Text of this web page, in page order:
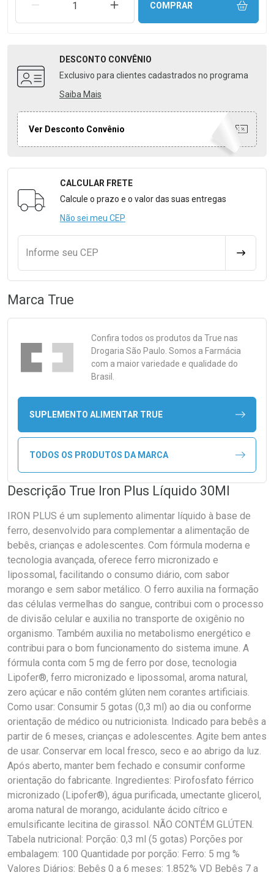
REMOVER UMA UNIDADEAUMENTAR UMA UNIDADE
COMPRAR
DESCONTO CONVÊNIO
Exclusivo para clientes cadastrados no programa
Saiba Mais
Ver Desconto Convênio
Formulário para Calcular o Frete
CALCULAR FRETE
Calcule o prazo e o valor das suas entregas
Não sei meu CEP
Informe seu CEP
Marca True
Confira todos os produtos da True nas
Drogaria São Paulo. Somos a Farmácia
com a maior variedade e qualidade do
Brasil.
SUPLEMENTO ALIMENTAR TRUE
TODOS OS PRODUTOS DA MARCA
Descrição True Iron Plus Líquido 30Ml
IRON PLUS é um suplemento alimentar líquido à base de
ferro, desenvolvido para complementar a alimentação de
bebês, crianças e adolescentes. Com fórmula moderna e
tecnologia avançada, oferece ferro micronizado e
lipossomal, facilitando o consumo diário, com sabor
morango e sem sabor metálico. O ferro auxilia na formação
das células vermelhas do sangue, contribui com o processo
de divisão celular e auxilia no transporte de oxigênio no
organismo. Também auxilia no metabolismo energético e
contribui para o bom funcionamento do sistema imune. A
fórmula conta com 5 mg de ferro por dose, tecnologia
Lipofer®, ferro micronizado e lipossomal, aroma natural,
zero açúcar e não contém glúten nem corantes artificiais.
Como usar: Consumir 5 gotas (0,3 ml) ao dia ou conforme
orientação de médico ou nutricionista. Indicado para bebês a
partir de 6 meses, crianças e adolescentes. Agite bem antes
de usar. Conservar em local fresco, seco e ao abrigo da luz.
Após aberto, manter bem fechado e consumir conforme
orientação do fabricante. Ingredientes: Pirofosfato férrico
micronizado (Lipofer®), água purificada, umectante glicerol,
aroma natural de morango, acidulante ácido cítrico e
emulsificante lecitina de girassol. NÃO CONTÉM GLÚTEN.
Tabela nutricional: Porção: 0,3 ml (5 gotas) Porções por
embalagem: 100 Quantidade por porção: Ferro: 5 mg %
Valores Diários: Bebês 0 a 6 meses: 1.852% VD Bebês 7 a